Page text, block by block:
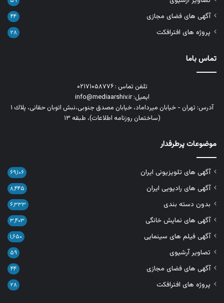
آگهی های فضای مجازی ۴۴
پروژه های افترافکت ۲۸
تماس باما
تلفن تماس : ۰۲۱۷۱۰۵۸۷۷۶
ایمیل: info@mediaarshiv.ir
آدرس: تهران - خیابان میرداماد، خیابان مصدق جنوبی،نبش اتوبان حقانی، پلاك ١
(ساختمان روزنامه اطلاعات)، طبقه ۱۳
موضوعات پرطرفدار
آگهی های تلویزیونی ایران ۶۹,۱۰۶
آگهی های رادیویی ایران ۸,۴۴۵
بدون دسته بندی ۶,۳۳۳
آگهی های نمایش خانگی ۳,۴۰۳
آگهی فیلم های سینمایی ۱,۶۵۰
تصاویر آرشیوی ۵۹
آگهی های فضای مجازی ۴۴
پروژه های افترافکت ۲۸